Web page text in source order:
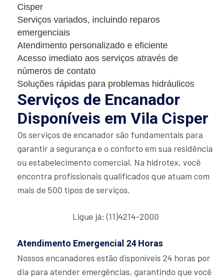
Cisper
Serviços variados, incluindo reparos
emergenciais
Atendimento personalizado e eficiente
Acesso imediato aos serviços através de
números de contato
Soluções rápidas para problemas hidráulicos
Serviços de Encanador
Disponíveis em Vila Cisper
Os serviços de encanador são fundamentais para
garantir a segurança e o conforto em sua residência
ou estabelecimento comercial. Na hidrotex, você
encontra profissionais qualificados que atuam com
mais de 500 tipos de serviços.
Ligue já: (11)4214-2000
Atendimento Emergencial 24 Horas
Nossos encanadores estão disponíveis 24 horas por
dia para atender emergências, garantindo que você